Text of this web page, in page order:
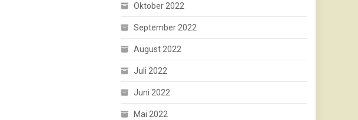
Oktober 2022
September 2022
August 2022
Juli 2022
Juni 2022
Mai 2022